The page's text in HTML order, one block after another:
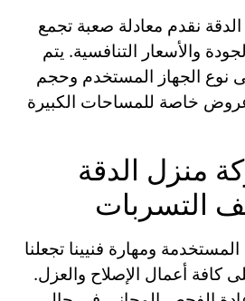
نقدم معادلة صعبة تجمع
والأسعار التنافسية. يتم
نوع الجهاز المستخدم وحجم
خاصة للمساحات الكبيرة
منزل الدقة
التسربات
ومهارة فنيينا تجعلنا
كافة أعمال الإصلاح والعزل.